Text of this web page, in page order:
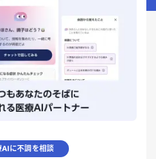
AIに不調を相談